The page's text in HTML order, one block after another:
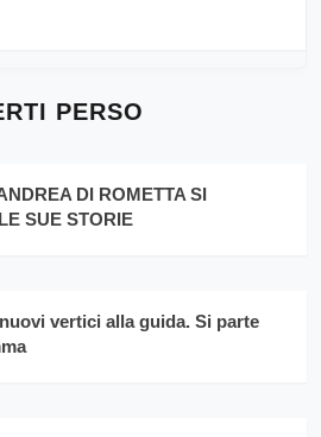
PERSO
DI ROMETTA SI
SUE STORIE
vertici alla guida. Si parte